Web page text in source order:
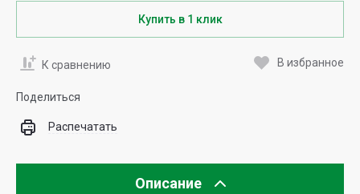
Купить в 1 клик
К сравнению В избранное
Поделиться
Распечатать
Описание